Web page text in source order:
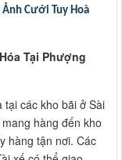
Ảnh Cưới Tuy Hoà
Tại Phượng
tại các kho bãi ở Sài
hàng đến kho
hàng tận nơi. Các